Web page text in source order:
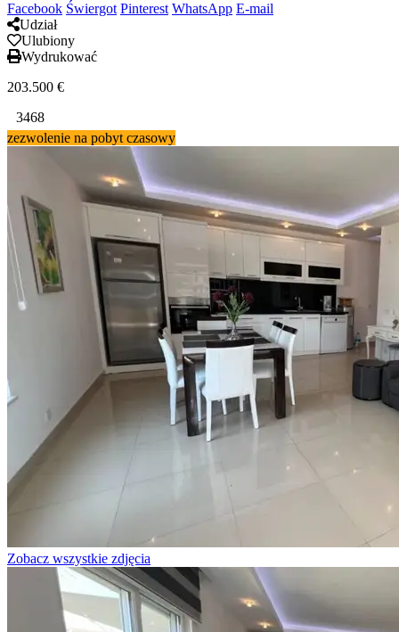
Facebook Świergot Pinterest WhatsApp E-mail
Udział
Ulubiony
Wydrukować
203.500 €
3468
⁠⁠zezwolenie na pobyt czasowy
Zobacz wszystkie zdjęcia